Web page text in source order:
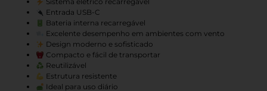
Entrada USB-C
Bateria interna recarregável
Excelente desempenho em ambientes com vento
Design moderno e sofisticado
Compacto e fácil de transportar
Reutilizável
Estrutura resistente
Ideal para uso diário